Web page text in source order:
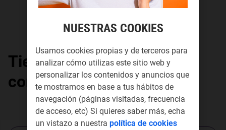
Tiendas Yoigo por
comunidad autónoma
NUESTRAS COOKIES
Usamos cookies propias y de terceros para
analizar cómo utilizas este sitio web y
personalizar los contenidos y anuncios que
te mostramos en base a tus hábitos de
navegación (páginas visitadas, frecuencia
de acceso, etc) Si quieres saber más, echa
un vistazo a nuestra política de cookies